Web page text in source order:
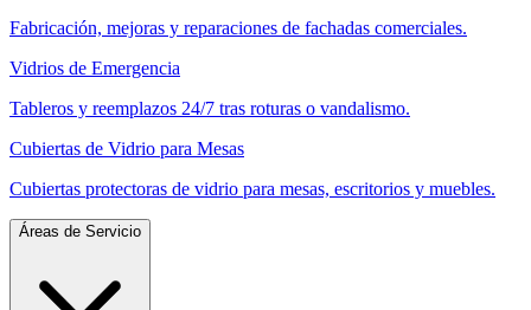
Fabricación, mejoras y reparaciones de fachadas comerciales.
Vidrios de Emergencia
Tableros y reemplazos 24/7 tras roturas o vandalismo.
Cubiertas de Vidrio para Mesas
Cubiertas protectoras de vidrio para mesas, escritorios y muebles.
Áreas de Servicio